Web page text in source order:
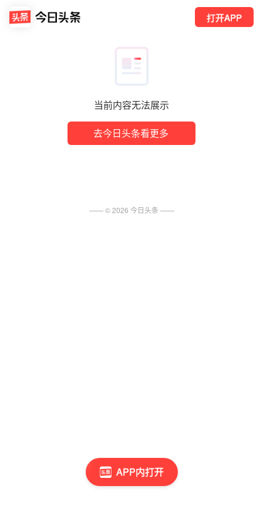
当前内容无法展示
去今日头条看更多
打开APP
APP内打开
—— ©2026 今日头条 ——